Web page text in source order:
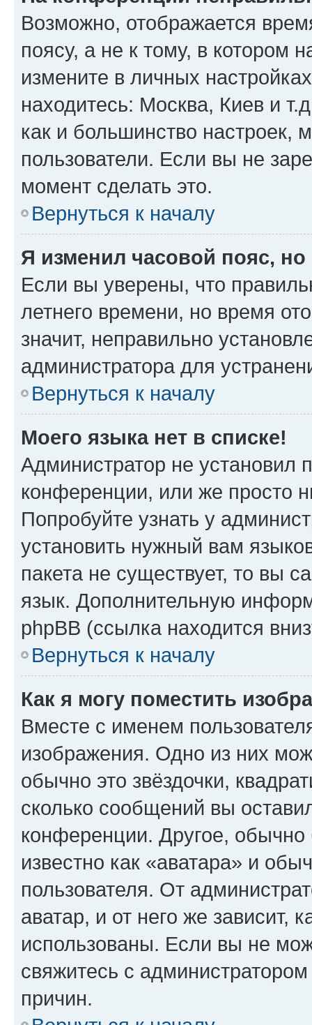
Возможно, отображается
поясу, а не к тому, в котором
измените в личных
находитесь: Москва, Киев и
как и большинство настроек,
пользователи. Если вы не
момент сделать это.
Вернуться к началу
Я изменил часовой пояс,
Если вы уверены, что
летнего времени, но время
значит, неправильно
администратора для
Вернуться к началу
Моего языка нет в списке!
Администратор не установил
конференции, или же просто
Попробуйте узнать у
установить нужный вам
пакета не существует, то вы
язык. Дополнительную
phpBB (ссылка находится
Вернуться к началу
Как я могу поместить
Вместе с именем
изображения. Одно из них
обычно это звёздочки,
сколько сообщений вы
конференции. Другое,
известно как «аватара» и
пользователя. От
аватар, и от него же зависит,
использованы. Если вы не
свяжитесь с
причин.